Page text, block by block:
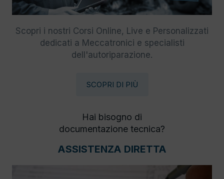
Scopri i nostri Corsi Online, Live e Personalizzati
dedicati a Meccatronici e specialisti
dell'autoriparazione.
SCOPRI DI PIÙ
Hai bisogno di
documentazione tecnica?
ASSISTENZA DIRETTA